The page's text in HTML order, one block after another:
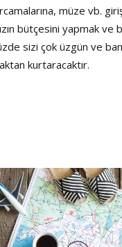
müze vb.
bütçesini yapmak ve
sizi çok üzgün ve
kurtaracaktır.